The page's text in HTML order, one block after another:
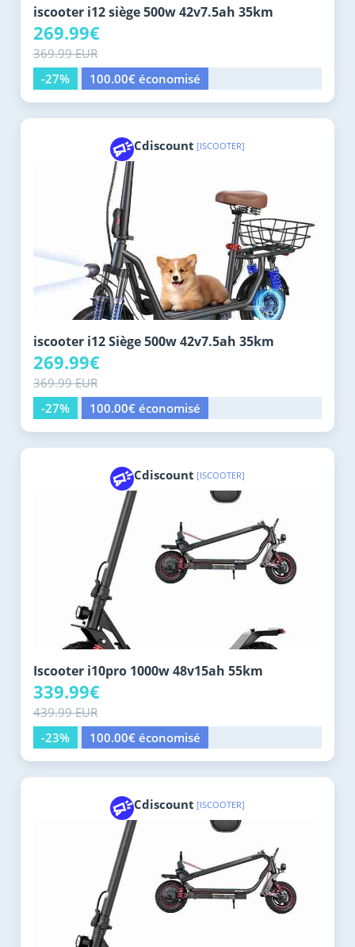
iscooter i12 siège 500w 42v7.5ah 35km
269.99€
369.99 EUR
-27%
100.00€ économisé
Cdiscount [ISCOOTER]
iscooter i12 Siège 500w 42v7.5ah 35km
269.99€
369.99 EUR
-27%
100.00€ économisé
Cdiscount [ISCOOTER]
Iscooter i10pro 1000w 48v15ah 55km
339.99€
439.99 EUR
-23%
100.00€ économisé
Cdiscount [ISCOOTER]